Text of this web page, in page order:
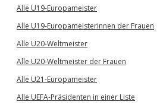
Alle U19-Europameister
Alle U19-Europameisterinnen der Frauen
Alle U20-Weltmeister
Alle U20-Weltmeister der Frauen
Alle U21-Europameister
Alle UEFA-Präsidenten in einer Liste